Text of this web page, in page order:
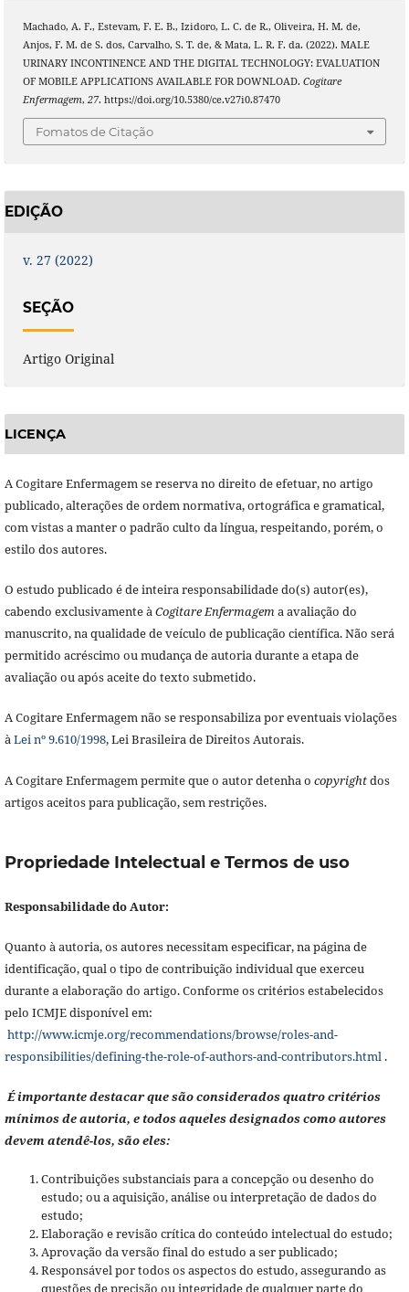
Machado, A. F., Estevam, F. E. B., Izidoro, L. C. de R., Oliveira, H. M. de,
Anjos, F. M. de S. dos, Carvalho, S. T. de, & Mata, L. R. F. da. (2022). MALE
URINARY INCONTINENCE AND THE DIGITAL TECHNOLOGY: EVALUATION
OF MOBILE APPLICATIONS AVAILABLE FOR DOWNLOAD. Cogitare
Enfermagem, 27. https://doi.org/10.5380/ce.v27i0.87470
Fomatos de Citação
EDIÇÃO
v. 27 (2022)
SEÇÃO
Artigo Original
LICENÇA
A Cogitare Enfermagem se reserva no direito de efetuar, no artigo
publicado, alterações de ordem normativa, ortográfica e gramatical,
com vistas a manter o padrão culto da língua, respeitando, porém, o
estilo dos autores.
O estudo publicado é de inteira responsabilidade do(s) autor(es),
cabendo exclusivamente àCogitare Enfermagema avaliação do
manuscrito, na qualidade de veículo de publicação científica. Não será
permitido acréscimo ou mudança de autoria durante a etapa de
avaliação ou após aceite do texto submetido.
A Cogitare Enfermagem não se responsabiliza por eventuais violações
àLei nº 9.610/1998, Lei Brasileira de Direitos Autorais.
A Cogitare Enfermagem permite que o autor detenha o copyrightdos
artigos aceitos para publicação, sem restrições.
Propriedade Intelectual e Termos de uso
Responsabilidade do Autor:
Quanto à autoria, os autores necessitam especificar, na página de
identificação, qual o tipo de contribuição individual que exerceu
durante a elaboração do artigo. Conforme os critérios estabelecidos
pelo ICMJE disponível em:
http://www.icmje.org/recommendations/browse/roles-and-
responsibilities/defining-the-role-of-authors-and-contributors.html .
É importante destacar que são considerados quatro critérios
mínimos de autoria, e todos aqueles designados como autores
devem atendê-los, são eles:
Contribuições substanciais para a concepção ou desenho do
estudo; ou a aquisição, análise ou interpretação de dados do
estudo;
Elaboração e revisão crítica do conteúdo intelectual do estudo;
Aprovação da versão final do estudo a ser publicado;
Responsável por todos os aspectos do estudo, assegurando as
questões de precisão ou integridade de qualquer parte do